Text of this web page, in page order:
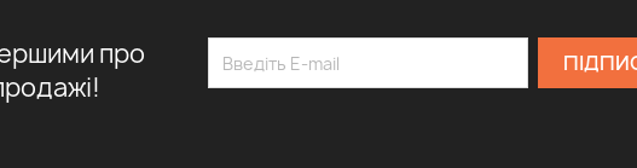
про